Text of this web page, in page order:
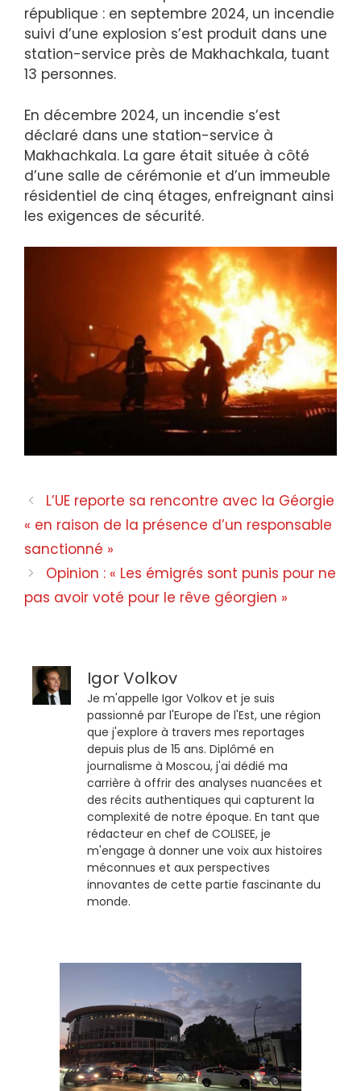
république : en septembre 2024, un incendie
suivi d’une explosion s’est produit dans une
station-service près de Makhachkala, tuant
13 personnes.
En décembre 2024, un incendie s’est
déclaré dans une station-service à
Makhachkala. La gare était située à côté
d’une salle de cérémonie et d’un immeuble
résidentiel de cinq étages, enfreignant ainsi
les exigences de sécurité.
L’UE reporte sa rencontre avec la Géorgie
« en raison de la présence d’un responsable
sanctionné »
Opinion : « Les émigrés sont punis pour ne
pas avoir voté pour le rêve géorgien »
Igor Volkov
Je m'appelle Igor Volkov et je suis
passionné par l'Europe de l'Est, une région
que j'explore à travers mes reportages
depuis plus de 15 ans. Diplômé en
journalisme à Moscou, j'ai dédié ma
carrière à offrir des analyses nuancées et
des récits authentiques qui capturent la
complexité de notre époque. En tant que
rédacteur en chef de COLISEE, je
m'engage à donner une voix aux histoires
méconnues et aux perspectives
innovantes de cette partie fascinante du
monde.